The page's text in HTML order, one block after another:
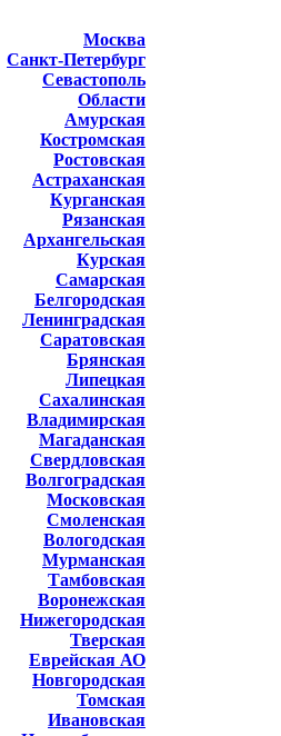
Москва
Санкт-Петербург
Севастополь
Области
Амурская
Костромская
Ростовская
Астраханская
Курганская
Рязанская
Архангельская
Курская
Самарская
Белгородская
Ленинградская
Саратовская
Брянская
Липецкая
Сахалинская
Владимирская
Магаданская
Свердловская
Волгоградская
Московская
Смоленская
Вологодская
Мурманская
Тамбовская
Воронежская
Нижегородская
Тверская
Еврейская АО
Новгородская
Томская
Ивановская